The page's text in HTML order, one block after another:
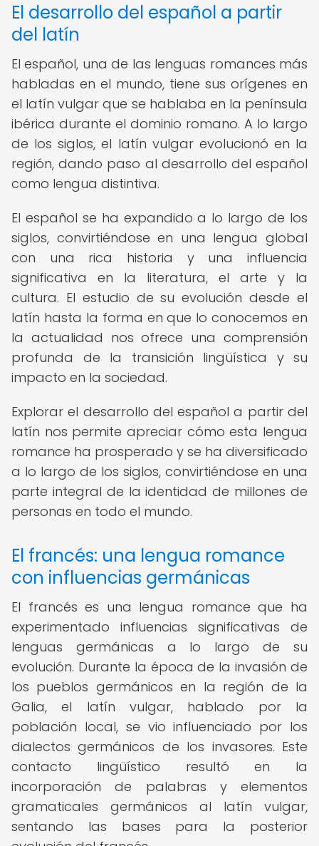
El desarrollo del español a partir
del latín
El español, una de las lenguas romances más
habladas en el mundo, tiene sus orígenes en
el latín vulgar que se hablaba en la península
ibérica durante el dominio romano. A lo largo
de los siglos, el latín vulgar evolucionó en la
región, dando paso al desarrollo del español
como lengua distintiva.
El español se ha expandido a lo largo de los
siglos, convirtiéndose en una lengua global
con una rica historia y una influencia
significativa en la literatura, el arte y la
cultura. El estudio de su evolución desde el
latín hasta la forma en que lo conocemos en
la actualidad nos ofrece una comprensión
profunda de la transición lingüística y su
impacto en la sociedad.
Explorar el desarrollo del español a partir del
latín nos permite apreciar cómo esta lengua
romance ha prosperado y se ha diversificado
a lo largo de los siglos, convirtiéndose en una
parte integral de la identidad de millones de
personas en todo el mundo.
El francés: una lengua romance
con influencias germánicas
El francés es una lengua romance que ha
experimentado influencias significativas de
lenguas germánicas a lo largo de su
evolución. Durante la época de la invasión de
los pueblos germánicos en la región de la
Galia, el latín vulgar, hablado por la
población local, se vio influenciado por los
dialectos germánicos de los invasores. Este
contacto lingüístico resultó en la
incorporación de palabras y elementos
gramaticales germánicos al latín vulgar,
sentando las bases para la posterior